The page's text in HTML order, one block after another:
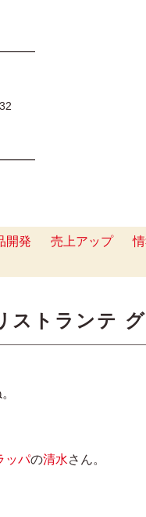
開発 売上アップ
ストランテ
ッパの清水さん。